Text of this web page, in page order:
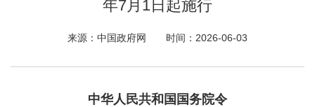
年7月1日起施行
来源：中国政府网 时间：2026-06-03
中华人民共和国国务院令